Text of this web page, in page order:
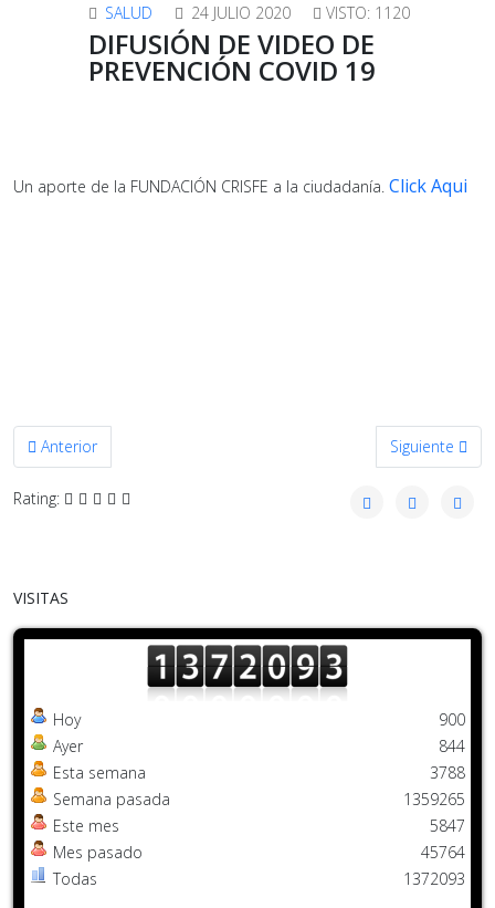
SALUD 24 JULIO 2020 VISTO: 1120
DIFUSIÓN DE VIDEO DE
PREVENCIÓN COVID 19
Un aporte de la FUNDACIÓN CRISFE a la ciudadanía. Click Aqui
Artículo anterior: REUNIÓN CON EL OBJETIVO DE REPOTENCIAR
Anterior Artículo
Siguiente
Rating:
VISITAS
Hoy
Ayer
Esta semana
Semana pasada
Este mes
Mes pasado
Todas
900
844
3788
1359265
5847
45764
1372093